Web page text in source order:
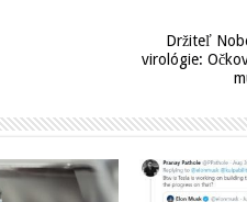
Držiteľ
virológie: